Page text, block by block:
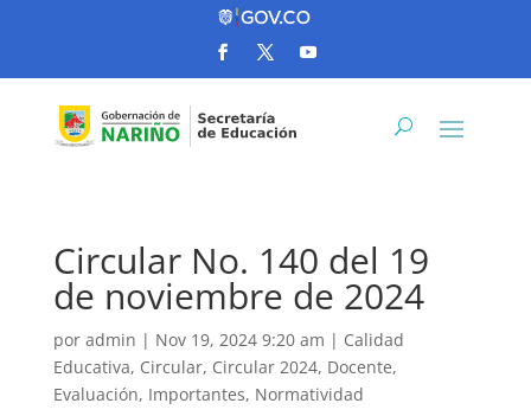
Circular No. 140 del 19
de noviembre de 2024
por admin | Nov 19, 2024 9:20 am | Calidad
Educativa, Circular, Circular 2024, Docente,
Evaluación, Importantes, Normatividad